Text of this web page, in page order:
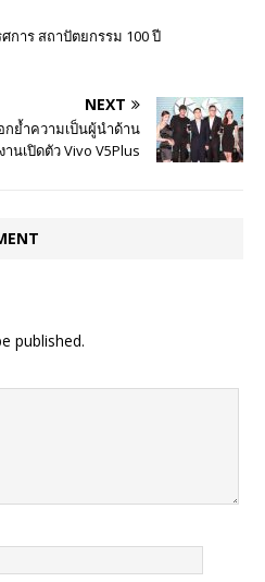
การ สถาปัตยกรรม 100 ปี
NEXT
ย้ำความเป็นผู้นำด้าน
นเปิดตัว Vivo V5Plus
published.